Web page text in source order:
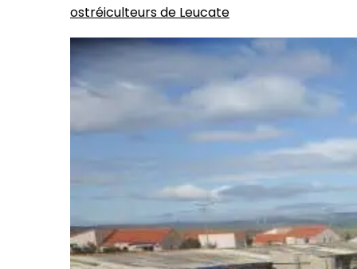
ostréiculteurs de Leucate